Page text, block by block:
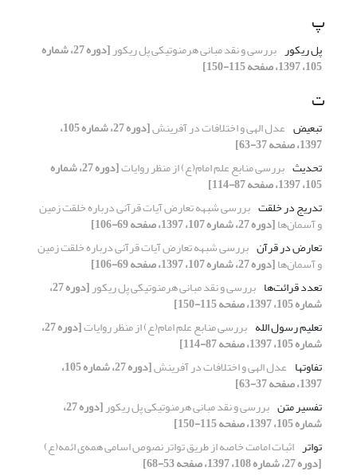
پ
پل ریکور بررسی و نقد مبانی هرمنوتیکی پل ریکور [دوره 27، شماره
105، 1397، صفحه 115-150]
ت
تبعیض عدل الهی و اختلافات در آفرینش [دوره 27، شماره 105،
1397، صفحه 37-63]
تحدیث بررسی منابع علم امام(ع) از منظر روایات [دوره 27، شماره
105، 1397، صفحه 87-114]
تدریج در خلقت بررسی شبهه تعارض آیات قرآنی درباره خلقت زمین
و آسمان‌ها[دوره 27، شماره 107، 1397، صفحه 69-106]
تعارض در قرآن بررسی شبهه تعارض آیات قرآنی درباره خلقت زمین
و آسمان‌ها[دوره 27، شماره 107، 1397، صفحه 69-106]
تعدد قرائت‌ها بررسی و نقد مبانی هرمنوتیکی پل ریکور [دوره 27،
شماره 105، 1397، صفحه 115-150]
تعلیم رسول الله بررسی منابع علم امام(ع) از منظر روایات [دوره 27،
شماره 105، 1397، صفحه 87-114]
تفاوت‎ها
عدل الهی و اختلافات در آفرینش [دوره 27، شماره 105،
1397، صفحه 37-63]
تفسیر متن بررسی و نقد مبانی هرمنوتیکی پل ریکور [دوره 27،
شماره 105، 1397، صفحه 115-150]
تواتر اثبات امامت خاصه از طریق تواتر نصوص اسامی همه‌ی ائمه(ع)
[دوره 27، شماره 108، 1397، صفحه 53-68]